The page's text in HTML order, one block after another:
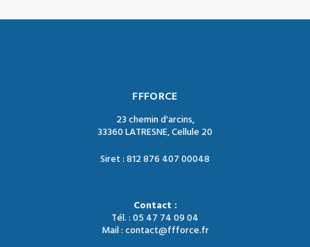
FFFORCE
23 chemin d'arcins,
33360 LATRESNE, Cellule 20
Siret : 812 876 407 00048
Contact :
Tél. : 05 47 74 09 04
Mail : contact@ffforce.fr